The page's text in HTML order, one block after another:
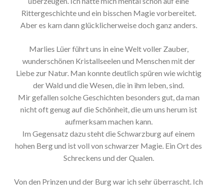
Rittergeschichte und ein bisschen Magie vorbereitet.
Aber es kam dann glücklicherweise doch ganz anders.
Marlies Lüer führt uns in eine Welt voller Zauber,
wunderschönen Kristallseelen und Menschen mit der
Liebe zur Natur. Man konnte deutlich spüren wie wichtig
der Wald und die Wesen, die in ihm leben, sind.
Mir gefallen solche Geschichten besonders gut, da man
nicht oft genug auf die Schönheit, die um uns herum ist
aufmerksam machen kann.
Im Gegensatz dazu steht die Schwarzburg auf einem
hohen Berg und ist voll von schwarzer Magie. Ein Ort des
Schreckens und der Qualen.
Von den Prinzen und der Burg war ich sehr überrascht. Ich